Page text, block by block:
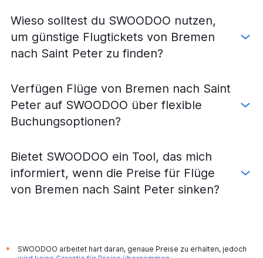
Wieso solltest du SWOODOO nutzen,
um günstige Flugtickets von Bremen
nach Saint Peter zu finden?
Verfügen Flüge von Bremen nach Saint
Peter auf SWOODOO über flexible
Buchungsoptionen?
Bietet SWOODOO ein Tool, das mich
informiert, wenn die Preise für Flüge
von Bremen nach Saint Peter sinken?
*
SWOODOO arbeitet hart daran, genaue Preise zu erhalten, jedoch